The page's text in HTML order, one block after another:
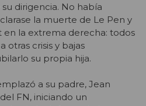
dirigencia. No había
la muerte de Le Pen y
en la extrema derecha: todos
otras crisis y bajas
su propia hija.
a su padre, Jean
FN, iniciando un